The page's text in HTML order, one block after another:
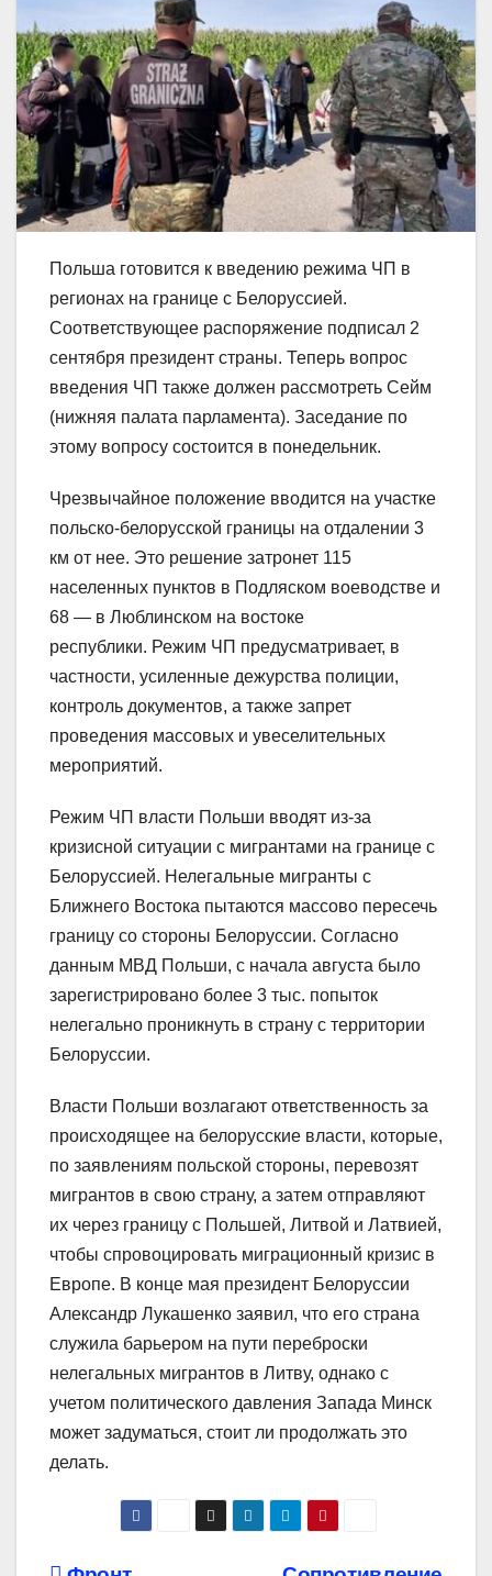
Польша готовится к введению режима ЧП в
регионах на границе с Белоруссией.
Соответствующее распоряжение подписал 2
сентября президент страны. Теперь вопрос
введения ЧП также должен рассмотреть Сейм
(нижняя палата парламента). Заседание по
этому вопросу состоится в понедельник.
Чрезвычайное положение вводится на участке
польско-белорусской границы на отдалении 3
км от нее. Это решение затронет 115
населенных пунктов в Подляском воеводстве и
68 — в Люблинском на востоке
республики. Режим ЧП предусматривает, в
частности, усиленные дежурства полиции,
контроль документов, а также запрет
проведения массовых и увеселительных
мероприятий.
Режим ЧП власти Польши вводят из-за
кризисной ситуации с мигрантами на границе с
Белоруссией. Нелегальные мигранты с
Ближнего Востока пытаются массово пересечь
границу со стороны Белоруссии. Согласно
данным МВД Польши, с начала августа было
зарегистрировано более 3 тыс. попыток
нелегально проникнуть в страну с территории
Белоруссии.
Власти Польши возлагают ответственность за
происходящее на белорусские власти, которые,
по заявлениям польской стороны, перевозят
мигрантов в свою страну, а затем отправляют
их через границу с Польшей, Литвой и Латвией,
чтобы спровоцировать миграционный кризис в
Европе. В конце мая президент Белоруссии
Александр Лукашенко заявил, что его страна
служила барьером на пути переброски
нелегальных мигрантов в Литву, однако с
учетом политического давления Запада Минск
может задуматься, стоит ли продолжать это
делать.